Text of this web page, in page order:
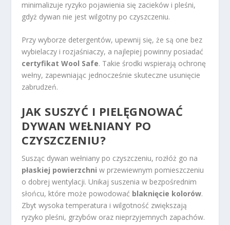
minimalizuje ryzyko pojawienia się zacieków i pleśni,
gdyż dywan nie jest wilgotny po czyszczeniu.
Przy wyborze detergentów, upewnij się, że są one bez
wybielaczy i rozjaśniaczy, a najlepiej powinny posiadać
certyfikat Wool Safe. Takie środki wspierają ochronę
wełny, zapewniając jednocześnie skuteczne usunięcie
zabrudzeń.
JAK SUSZYĆ I PIELĘGNOWAĆ
DYWAN WEŁNIANY PO
CZYSZCZENIU?
Susząc dywan wełniany po czyszczeniu, rozłóż go na
płaskiej powierzchni w przewiewnym pomieszczeniu
o dobrej wentylacji. Unikaj suszenia w bezpośrednim
słońcu, które może powodować blaknięcie kolorów.
Zbyt wysoka temperatura i wilgotność zwiększają
ryzyko pleśni, grzybów oraz nieprzyjemnych zapachów.